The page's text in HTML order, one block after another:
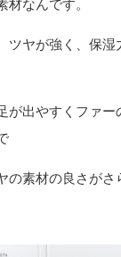
ツヤが強く、保
が出やすくファー
の素材の良さがさ